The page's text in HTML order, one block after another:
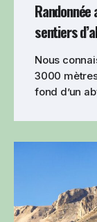
Randonnée
sentiers
Nous
3000
fond d’un